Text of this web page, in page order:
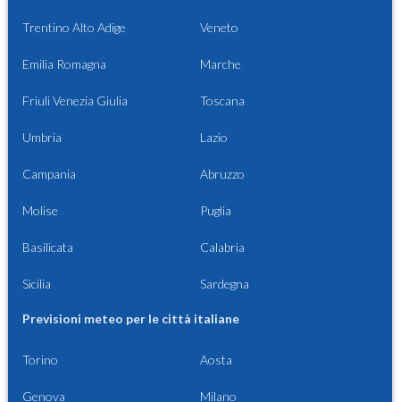
Trentino Alto Adige Veneto
Emilia Romagna Marche
Friuli Venezia Giulia Toscana
Umbria Lazio
Campania Abruzzo
Molise Puglia
Basilicata Calabria
Sicilia Sardegna
Previsioni meteo per le città italiane
Torino Aosta
Genova Milano